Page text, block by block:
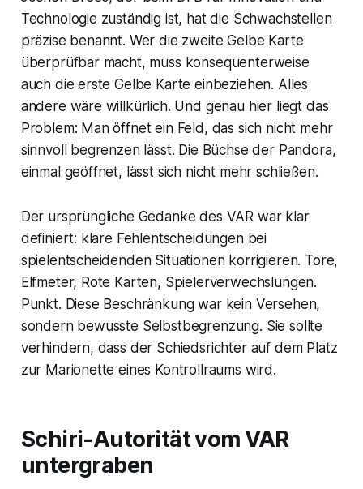
Technologie zuständig ist, hat die Schwachstellen
präzise benannt. Wer die zweite Gelbe Karte
überprüfbar macht, muss konsequenterweise
auch die erste Gelbe Karte einbeziehen. Alles
andere wäre willkürlich. Und genau hier liegt das
Problem: Man öffnet ein Feld, das sich nicht mehr
sinnvoll begrenzen lässt. Die Büchse der Pandora,
einmal geöffnet, lässt sich nicht mehr schließen.
Der ursprüngliche Gedanke des VAR war klar
definiert: klare Fehlentscheidungen bei
spielentscheidenden Situationen korrigieren. Tore,
Elfmeter, Rote Karten, Spielerverwechslungen.
Punkt. Diese Beschränkung war kein Versehen,
sondern bewusste Selbstbegrenzung. Sie sollte
verhindern, dass der Schiedsrichter auf dem Platz
zur Marionette eines Kontrollraums wird.
Schiri-Autorität vom VAR
untergraben